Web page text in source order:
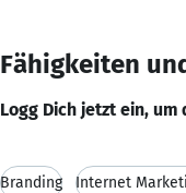
Fähigkeiten
Logg Dich jetzt ein,
Branding Internet